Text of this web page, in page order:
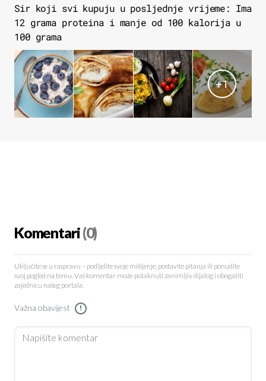
Sir koji svi kupuju u posljednje vrijeme: Ima
12 grama proteina i manje od 100 kalorija u
100 grama
+1
Komentari(0)
Uključite se u raspravu – podijelite svoje mišljenje, postavite pitanja ili ponudite
svoj pogled na temu. Vaš komentar može potaknuti zanimljiv dijalog i obogatiti
zajednicu našeg portala.
Važna obavijest !